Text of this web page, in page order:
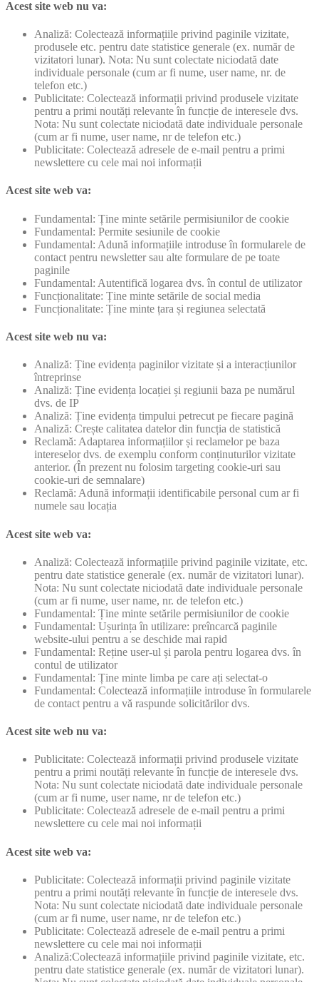
Acest site web nu va:
Analiză: Colectează informațiile privind paginile vizitate,
produsele etc. pentru date statistice generale (ex. număr de
vizitatori lunar). Nota: Nu sunt colectate niciodată date
individuale personale (cum ar fi nume, user name, nr. de
telefon etc.)
Publicitate: Colectează informații privind produsele vizitate
pentru a primi noutăți relevante în funcție de interesele dvs.
Nota: Nu sunt colectate niciodată date individuale personale
(cum ar fi nume, user name, nr de telefon etc.)
Publicitate: Colectează adresele de e-mail pentru a primi
newslettere cu cele mai noi informații
Acest site web va:
Fundamental: Ține minte setările permisiunilor de cookie
Fundamental: Permite sesiunile de cookie
Fundamental: Adună informațiile introduse în formularele de
contact pentru newsletter sau alte formulare de pe toate
paginile
Fundamental: Autentifică logarea dvs. în contul de utilizator
Funcționalitate: Ține minte setările de social media
Funcționalitate: Ține minte țara și regiunea selectată
Acest site web nu va:
Analiză: Ține evidența paginilor vizitate și a interacțiunilor
întreprinse
Analiză: Ține evidența locației și regiunii baza pe numărul
dvs. de IP
Analiză: Ține evidența timpului petrecut pe fiecare pagină
Analiză: Crește calitatea datelor din funcția de statistică
Reclamă: Adaptarea informațiilor și reclamelor pe baza
intereselor dvs. de exemplu conform conținuturilor vizitate
anterior. (În prezent nu folosim targeting cookie-uri sau
cookie-uri de semnalare)
Reclamă: Adună informații identificabile personal cum ar fi
numele sau locația
Acest site web va:
Analiză: Colectează informațiile privind paginile vizitate, etc.
pentru date statistice generale (ex. număr de vizitatori lunar).
Nota: Nu sunt colectate niciodată date individuale personale
(cum ar fi nume, user name, nr. de telefon etc.)
Fundamental: Ține minte setările permisiunilor de cookie
Fundamental: Ușurința în utilizare: preîncarcă paginile
website-ului pentru a se deschide mai rapid
Fundamental: Reține user-ul și parola pentru logarea dvs. în
contul de utilizator
Fundamental: Ține minte limba pe care ați selectat-o
Fundamental: Colectează informațiile introduse în formularele
de contact pentru a vă raspunde solicitărilor dvs.
Acest site web nu va:
Publicitate: Colectează informații privind produsele vizitate
pentru a primi noutăți relevante în funcție de interesele dvs.
Nota: Nu sunt colectate niciodată date individuale personale
(cum ar fi nume, user name, nr de telefon etc.)
Publicitate: Colectează adresele de e-mail pentru a primi
newslettere cu cele mai noi informații
Acest site web va:
Publicitate: Colectează informații privind paginile vizitate
pentru a primi noutăți relevante în funcție de interesele dvs.
Nota: Nu sunt colectate niciodată date individuale personale
(cum ar fi nume, user name, nr de telefon etc.)
Publicitate: Colectează adresele de e-mail pentru a primi
newslettere cu cele mai noi informații
Analiză:Colectează informațiile privind paginile vizitate, etc.
pentru date statistice generale (ex. număr de vizitatori lunar).